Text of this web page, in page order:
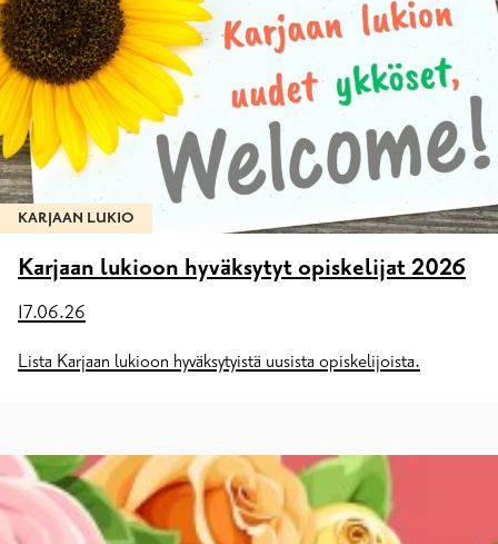
KARJAAN LUKIO
Karjaan lukioon hyväksytyt opiskelijat 2026
17.06.26
Lista Karjaan lukioon hyväksytyistä uusista opiskelijoista.